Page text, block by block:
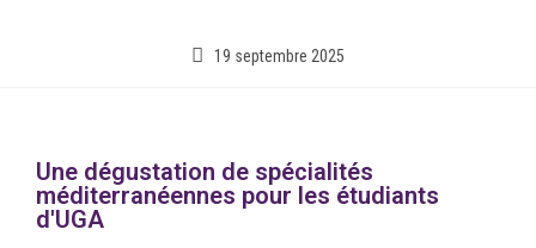
19 septembre 2025
Une dégustation de spécialités
méditerranéennes pour les étudiants
d'UGA